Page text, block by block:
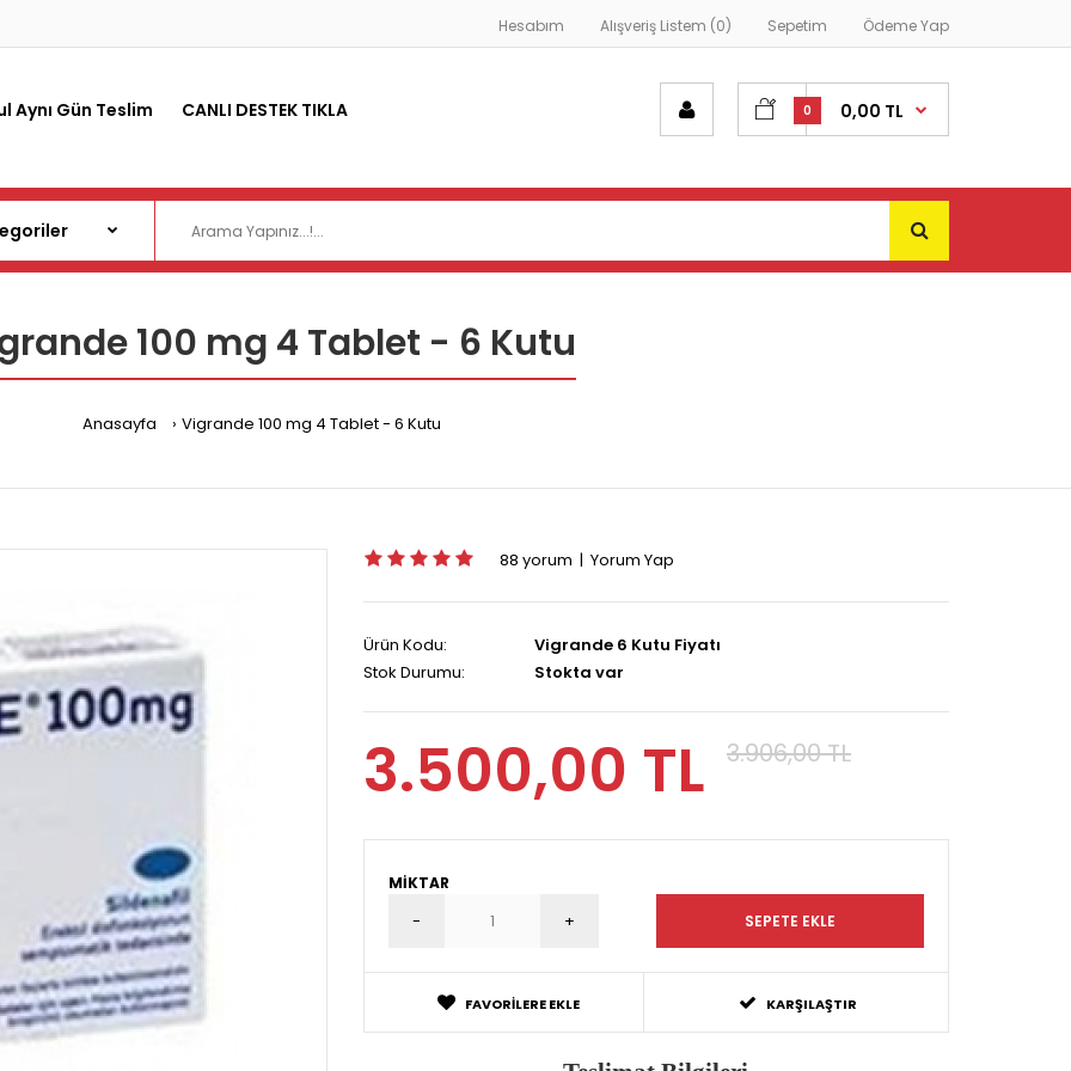
Hesabım Alışveriş Listem (0) Sepetim Ödeme Yap
Aynı Gün Teslim CANLI DESTEK TIKLA 0 0,00 TL
100 mg 4 Tablet - 6 Kutu
Anasayfa Vigrande 100 mg 4 Tablet - 6 Kutu
88 yorum | Yorum Yap
Ürün Kodu:
Vigrande 6 Kutu Fiyatı
Stok Durumu:
Stokta var
3.500,00 TL 3.906,00 TL
MIKTAR
FAVORILERE EKLE KARŞILAŞTIR